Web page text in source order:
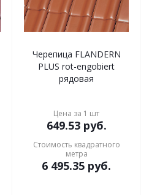
Черепица FLANDERN
PLUS rot-engobiert
рядовая
Цена за 1 шт
649.53руб.
Стоимость квадратного
метра
6 495.35 руб.